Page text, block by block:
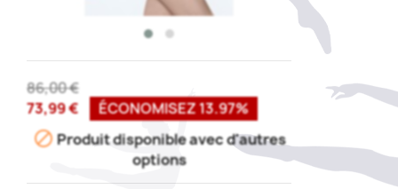
86,00 €
73,99 €
ÉCONOMISEZ 13.97%
Produit disponible avec d'autres
options